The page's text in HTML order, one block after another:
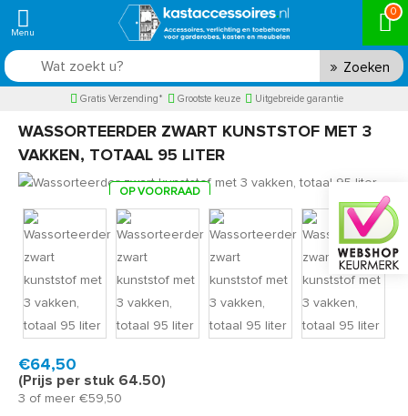
0
Zoeken
Gratis Verzending* Grootste keuze Uitgebreide garantie
WASSORTEERDER ZWART KUNSTSTOF MET 3
VAKKEN, TOTAAL 95 LITER
OP VOORRAAD
Snel in huis, 1 á 2 werkdagen
€64,50
(Prijs per stuk 64.50)
3 of meer €59,50